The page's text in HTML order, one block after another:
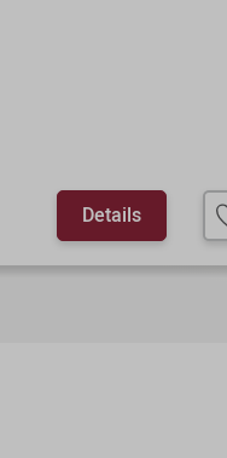
Details